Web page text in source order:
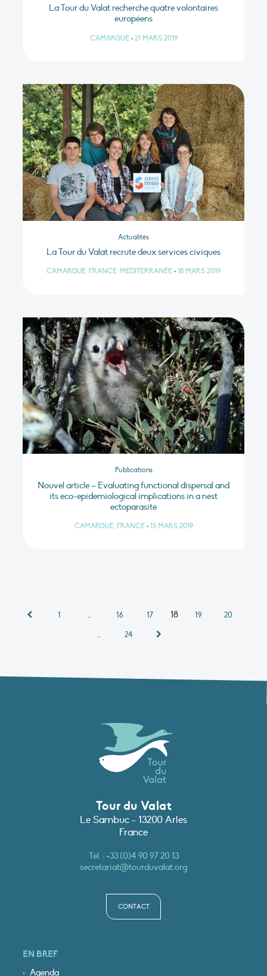
La Tour du Valat recherche quatre volontaires
européens
CAMARGUE • 21 MARS 2019
Actualités
La Tour du Valat recrute deux services civiques
CAMARGUE, FRANCE, MÉDITERRANÉE • 18 MARS 2019
Publications
Nouvel article – Evaluating functional dispersal and
its eco-epidemiological implications in a nest
ectoparasite
CAMARGUE, FRANCE • 15 MARS 2019
1 … 16 17 18 19 20
… 24
Tour du Valat
Le Sambuc - 13200 Arles
France
Tél. :+33 (0)4 90 97 20 13
secretariat@tourduvalat.org
CONTACT
EN BREF
Agenda